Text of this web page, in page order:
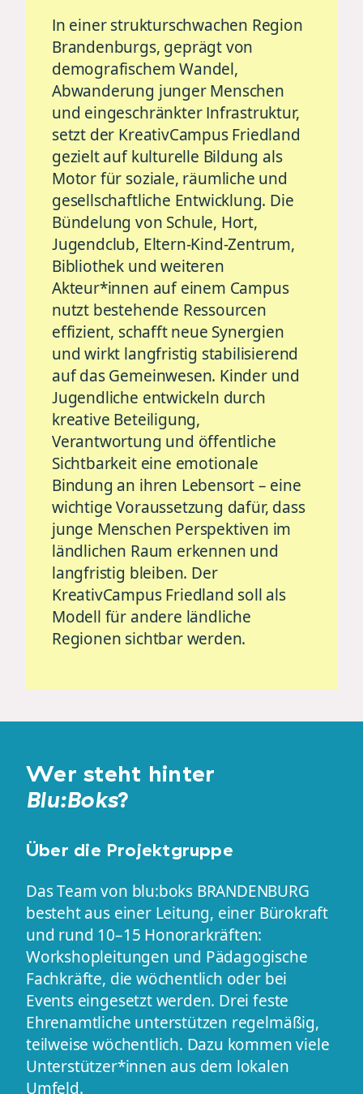
In einer strukturschwachen Region
Brandenburgs, geprägt von
demografischem Wandel,
Abwanderung junger Menschen
und eingeschränkter Infrastruktur,
setzt der KreativCampus Friedland
gezielt auf kulturelle Bildung als
Motor für soziale, räumliche und
gesellschaftliche Entwicklung. Die
Bündelung von Schule, Hort,
Jugendclub, Eltern-Kind-Zentrum,
Bibliothek und weiteren
Akteur*innen auf einem Campus
nutzt bestehende Ressourcen
effizient, schafft neue Synergien
und wirkt langfristig stabilisierend
auf das Gemeinwesen. Kinder und
Jugendliche entwickeln durch
kreative Beteiligung,
Verantwortung und öffentliche
Sichtbarkeit eine emotionale
Bindung an ihren Lebensort – eine
wichtige Voraussetzung dafür, dass
junge Menschen Perspektiven im
ländlichen Raum erkennen und
langfristig bleiben. Der
KreativCampus Friedland soll als
Modell für andere ländliche
Regionen sichtbar werden.
Wer steht hinter
Blu:Boks?
Über die Projektgruppe
Das Team von blu:boks BRANDENBURG
besteht aus einer Leitung, einer Bürokraft
und rund 10–15 Honorarkräften:
Workshopleitungen und Pädagogische
Fachkräfte, die wöchentlich oder bei
Events eingesetzt werden. Drei feste
Ehrenamtliche unterstützen regelmäßig,
teilweise wöchentlich. Dazu kommen viele
Unterstützer*innen aus dem lokalen
Umfeld.